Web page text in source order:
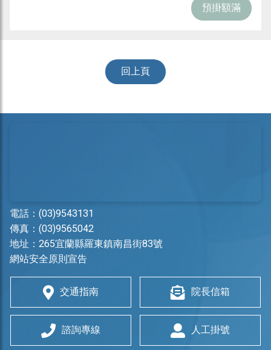
預掛額滿
回上頁
電話： (03)9543131
傳真：(03)9565042
地址： 265宜蘭縣羅東鎮南昌街83號
網站安全原則宣告
交通指南 院長信箱
諮詢專線 人工掛號